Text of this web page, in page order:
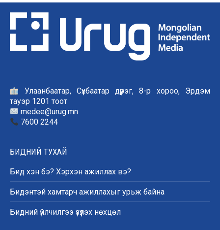
Улаанбаатар, Сүхбаатар дүүрэг, 8-р хороо, Эрдэм
тауэр 1201 тоот
medee@urug.mn
7600 2244
БИДНИЙ ТУХАЙ
Бид хэн бэ? Хэрхэн ажиллах вэ?
Бидэнтэй хамтарч ажиллахыг урьж байна
Бидний үйлчилгээ үзүүлэх нөхцөл